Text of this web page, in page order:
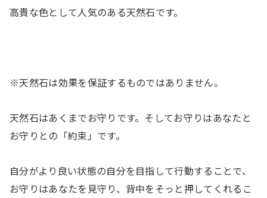
高貴な色として人気のある天然石です。
※天然石は効果を保証するものではありません。
天然石はあくまでお守りです。そしてお守りはあなたと
お守りとの「約束」です。
自分がより良い状態の自分を目指して行動することで、
お守りはあなたを見守り、背中をそっと押してくれるこ